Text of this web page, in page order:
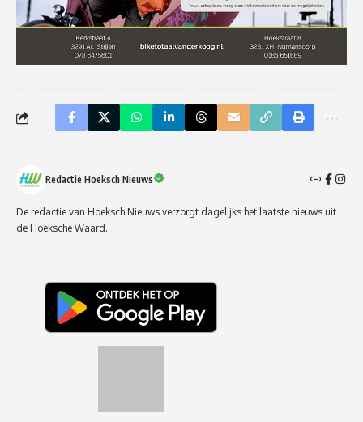
Redactie Hoeksch Nieuws
De redactie van Hoeksch Nieuws verzorgt dagelijks het laatste nieuws uit
de Hoeksche Waard.